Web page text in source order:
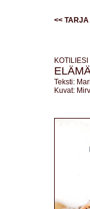
<<
Teksti:
Kuvat: